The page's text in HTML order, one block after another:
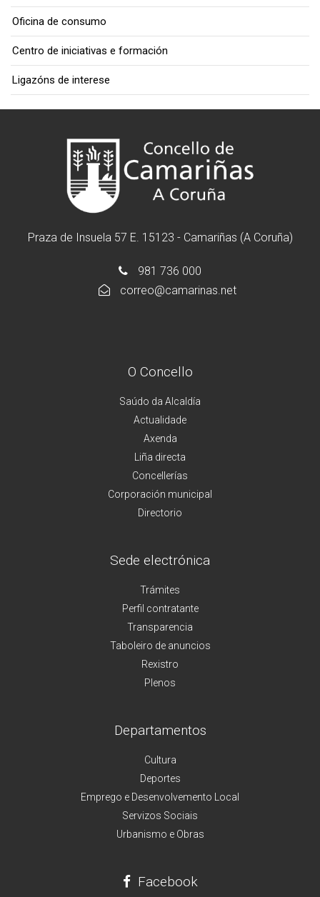
Oficina de consumo
Centro de iniciativas e formación
Ligazóns de interese
Praza de Insuela 57 E. 15123 - Camariñas (A Coruña)
981 736 000
correo@camarinas.net
O Concello
Saúdo da Alcaldía
Actualidade
Axenda
Liña directa
Concellerías
Corporación municipal
Directorio
Sede electrónica
Trámites
Perfil contratante
Transparencia
Taboleiro de anuncios
Rexistro
Plenos
Departamentos
Cultura
Deportes
Emprego e Desenvolvemento Local
Servizos Sociais
Urbanismo e Obras
Facebook